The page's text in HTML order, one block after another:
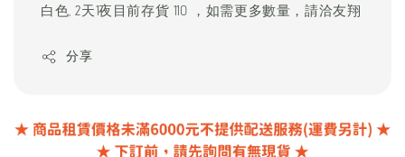
白色, 2天1夜目前存貨 110 ，如需更多數量，請洽友翔
分享